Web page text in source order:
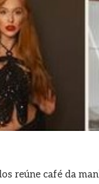
reúne café da